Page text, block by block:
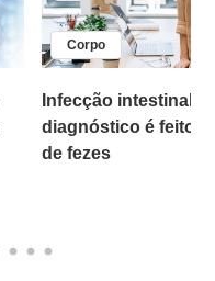
Corpo
Infecção intestinal
diagnóstico é feito
de fezes